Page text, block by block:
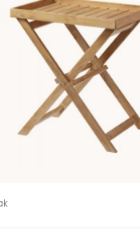
Teak Finns även i dessa